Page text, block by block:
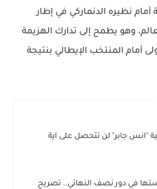
صعبة أمام نظيره الدنماركي في إطار
وهو يطمح إلى تدارك الهزيمة
أمام المنتخب الإيطالي بنتيجة
"انس جابر" لن تتحصل على اية
في دور نصف النهائي.. تصريح